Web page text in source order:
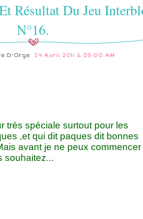
Résultat Du Jeu
N°16.
D'Orge 24 Avril 2011 à 05:00 AM
très spéciale surtout pour les
,et qui dit paques dit bonnes
avant je ne peux commencer
souhaitez...